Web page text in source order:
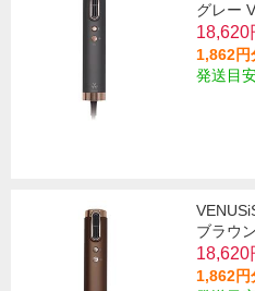
グレー
18,620
1,862円
発送目
ブラウ
18,620
1,862円